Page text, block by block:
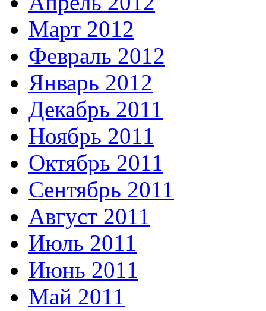
Март 2012
Февраль 2012
Январь 2012
Декабрь 2011
Ноябрь 2011
Октябрь 2011
Сентябрь 2011
Август 2011
Июль 2011
Июнь 2011
Май 2011